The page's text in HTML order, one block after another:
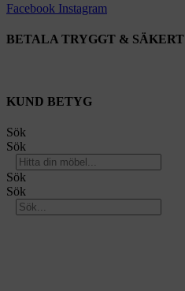
Facebook Instagram
BETALA TRYGGT & SÄKERT
KUND BETYG
Sök
Sök
Sök
Sök